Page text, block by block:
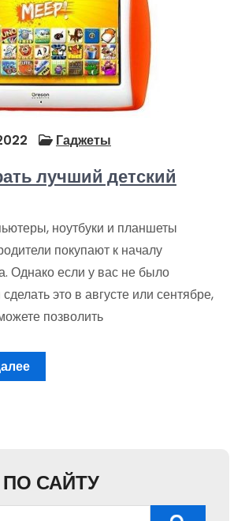
Гаджеты
лучший детский
ноутбуки и планшеты
покупают к началу
Однако если у вас не было
это в августе или сентябре,
позволить
САЙТУ